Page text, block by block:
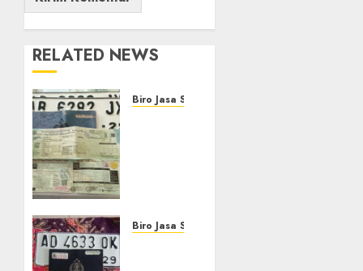
RELATED NEWS
Biro Jasa STNK
NGEMPLAK
Biro Jasa STNK